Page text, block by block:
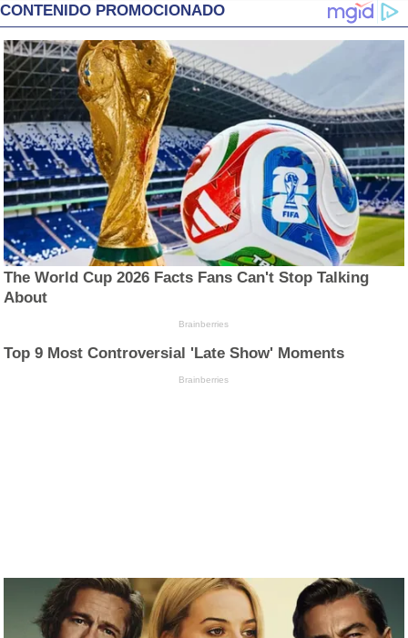
CONTENIDO PROMOCIONADO
The World Cup 2026 Facts Fans Can't Stop Talking
About
Brainberries
Top 9 Most Controversial 'Late Show' Moments
Brainberries